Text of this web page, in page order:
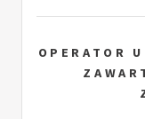
OPERATOR